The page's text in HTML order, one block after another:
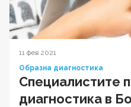
11 фев 2021
Образна диагностика
Специалистите
диагностика в